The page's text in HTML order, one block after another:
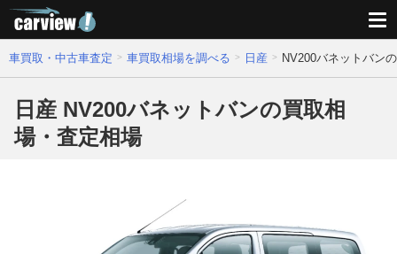
車買取・中古車査定 車買取相場を調べる 日産 NV200バネットバン
日産 NV200バネットバンの買取相
場・査定相場